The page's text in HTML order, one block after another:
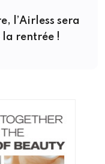
l’Airless sera
la rentrée !